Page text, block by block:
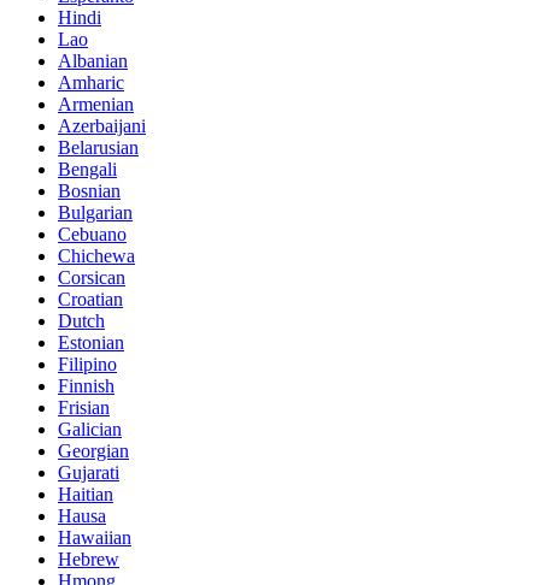
Hindi
Lao
Albanian
Amharic
Armenian
Azerbaijani
Belarusian
Bengali
Bosnian
Bulgarian
Cebuano
Chichewa
Corsican
Croatian
Dutch
Estonian
Filipino
Finnish
Frisian
Galician
Georgian
Gujarati
Haitian
Hausa
Hawaiian
Hebrew